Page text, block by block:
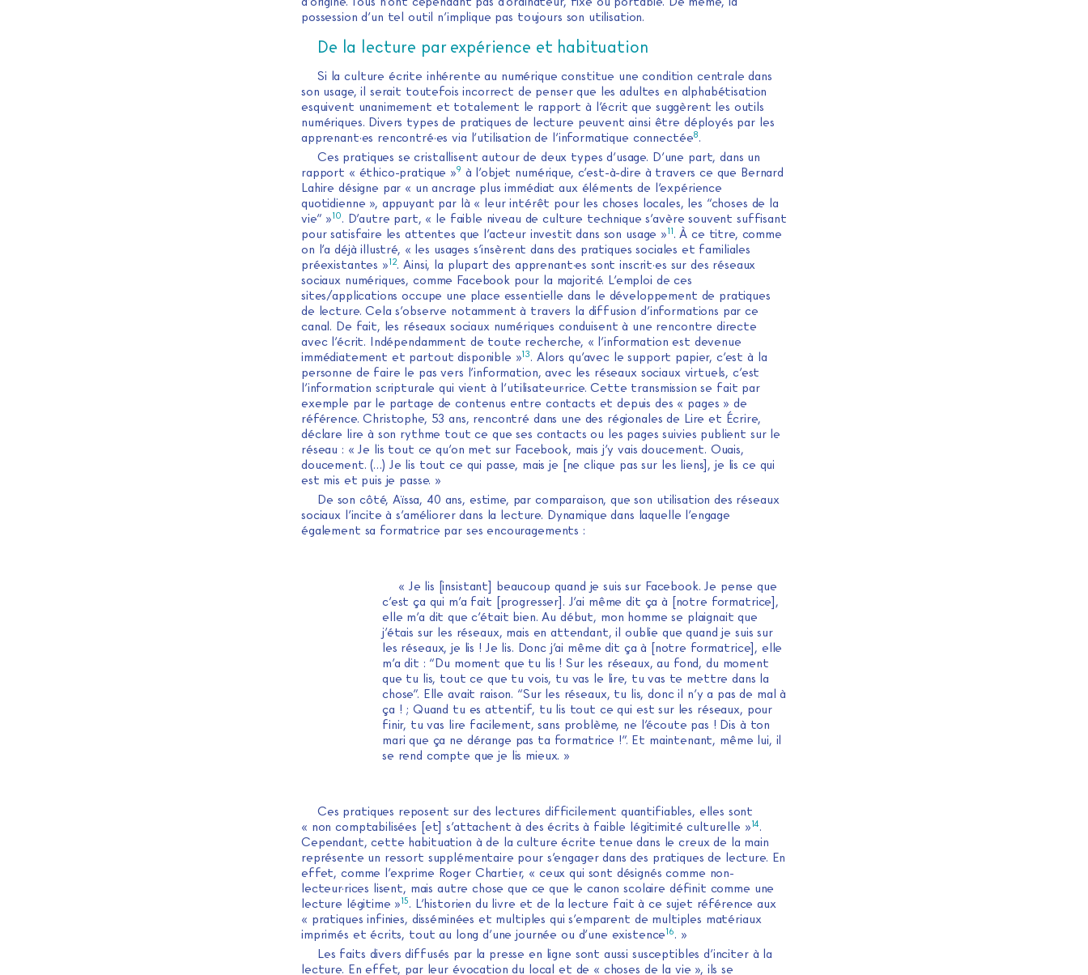
possession d’un tel outil n’implique pas toujours son utilisation.
De la lecture par expérience et habituation
Si la culture écrite inhérente au numérique constitue une condition centrale dans
son usage, il serait toutefois incorrect de penser que les adultes en alphabétisation
esquivent unanimement et totalement le rapport à l’écrit que suggèrent les outils
numériques. Divers types de pratiques de lecture peuvent ainsi être déployés par les
apprenant·es rencontré·es via l’utilisation de l’informatique connectée8.
Ces pratiques se cristallisent autour de deux types d’usage. D’une part, dans un
rapport « éthico-pratique »9 à l’objet numérique, c’est-à-dire à travers ce que Bernard
Lahire désigne par « un ancrage plus immédiat aux éléments de l’expérience
quotidienne », appuyant par là « leur intérêt pour les choses locales, les “choses de la
vie” »10. D’autre part, « le faible niveau de culture technique s’avère souvent suffisant
pour satisfaire les attentes que l’acteur investit dans son usage »11. À ce titre, comme
on l’a déjà illustré, « les usages s’insèrent dans des pratiques sociales et familiales
préexistantes »12. Ainsi, la plupart des apprenant·es sont inscrit·es sur des réseaux
sociaux numériques, comme Facebook pour la majorité. L’emploi de ces
sites/applications occupe une place essentielle dans le développement de pratiques
de lecture. Cela s’observe notamment à travers la diffusion d’informations par ce
canal. De fait, les réseaux sociaux numériques conduisent à une rencontre directe
avec l’écrit. Indépendamment de toute recherche, « l’information est devenue
immédiatement et partout disponible »13. Alors qu’avec le support papier, c’est à la
personne de faire le pas vers l’information, avec les réseaux sociaux virtuels, c’est
l’information scripturale qui vient à l’utilisateur·rice. Cette transmission se fait par
exemple par le partage de contenus entre contacts et depuis des « pages » de
référence. Christophe, 53 ans, rencontré dans une des régionales de Lire et Écrire,
déclare lire à son rythme tout ce que ses contacts ou les pages suivies publient sur le
réseau : « Je lis tout ce qu’on met sur Facebook, mais j’y vais doucement. Ouais,
doucement. (…) Je lis tout ce qui passe, mais je [ne clique pas sur les liens], je lis ce qui
est mis et puis je passe. »
De son côté, Aïssa, 40 ans, estime, par comparaison, que son utilisation des réseaux
sociaux l’incite à s’améliorer dans la lecture. Dynamique dans laquelle l’engage
également sa formatrice par ses encouragements :
« Je lis [insistant] beaucoup quand je suis sur Facebook. Je pense que
c’est ça qui m’a fait [progresser]. J’ai même dit ça à [notre formatrice],
elle m’a dit que c’était bien. Au début, mon homme se plaignait que
j’étais sur les réseaux, mais en attendant, il oublie que quand je suis sur
les réseaux, je lis ! Je lis. Donc j’ai même dit ça à [notre formatrice], elle
m’a dit : “Du moment que tu lis ! Sur les réseaux, au fond, du moment
que tu lis, tout ce que tu vois, tu vas le lire, tu vas te mettre dans la
chose”. Elle avait raison. “Sur les réseaux, tu lis, donc il n’y a pas de mal à
ça ! ; Quand tu es attentif, tu lis tout ce qui est sur les réseaux, pour
finir, tu vas lire facilement, sans problème, ne l’écoute pas ! Dis à ton
mari que ça ne dérange pas ta formatrice !”. Et maintenant, même lui, il
se rend compte que je lis mieux. »
Ces pratiques reposent sur des lectures difficilement quantifiables, elles sont
« non comptabilisées [et] s’attachent à des écrits à faible légitimité culturelle »14.
Cependant, cette habituation à de la culture écrite tenue dans le creux de la main
représente un ressort supplémentaire pour s’engager dans des pratiques de lecture. En
effet, comme l’exprime Roger Chartier, « ceux qui sont désignés comme non-
lecteur·rices lisent, mais autre chose que ce que le canon scolaire définit comme une
lecture légitime »15. L’historien du livre et de la lecture fait à ce sujet référence aux
« pratiques infinies, disséminées et multiples qui s’emparent de multiples matériaux
imprimés et écrits, tout au long d’une journée ou d’une existence16. »
Les faits divers diffusés par la presse en ligne sont aussi susceptibles d’inciter à la
lecture. En effet, par leur évocation du local et de « choses de la vie », ils se